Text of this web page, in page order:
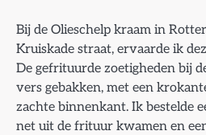
Bij de Olieschelp kraam in
Kruiskade straat, ervaarde ik
De gefrituurde zoetigheden bij
vers gebakken, met een
zachte binnenkant. Ik bestelde
net uit de frituur kwamen en